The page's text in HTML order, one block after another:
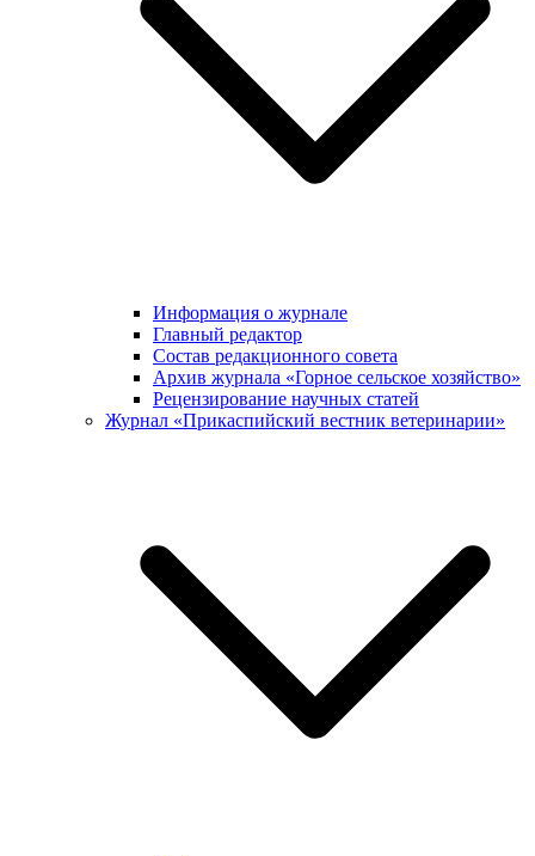
Информация о журнале
Главный редактор
Состав редакционного совета
Архив журнала «Горное сельское хозяйство»
Рецензирование научных статей
Журнал «Прикаспийский вестник ветеринарии»